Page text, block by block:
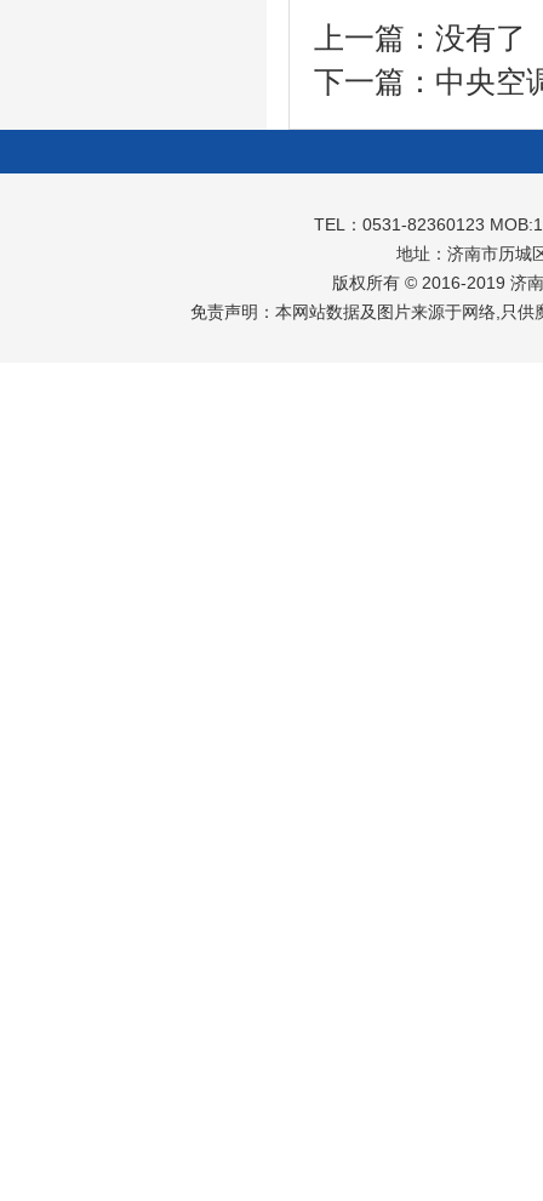
上一篇：没有了
下一篇： 中央空
TEL：0531-82360123
地址：济南市历城
版权所有 © 2016-2019 济
免责声明：本网站数据及图片来源于网络,只